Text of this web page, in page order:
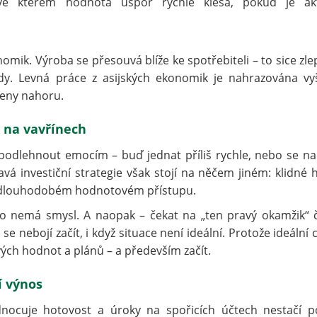
Výroba se přesouvá blíže ke spotřebiteli – to sice
Levná práce z asijských ekonomik je nahrazována
nahoru.
vavřínech
emocím – buď jednat příliš rychle, nebo se
investiční strategie však stojí na něčem jiném: klidné
hodnotovém přístupu.
nemá smysl. A naopak – čekat na „ten pravý okamžik“
nebojí začít, i když situace není ideální. Protože ideální
hodnot a plánů – a především začít.
výnos
hotovost a úroky na spořicích účtech nestačí